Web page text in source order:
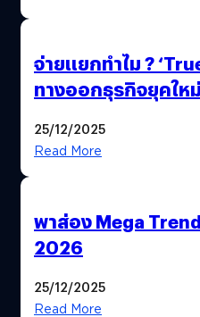
จ่ายแยกทำไม ?
ทางออกธุรกิจยุคใหม่
25/12/2025
Read More
พาส่อง Mega
2026
25/12/2025
Read More